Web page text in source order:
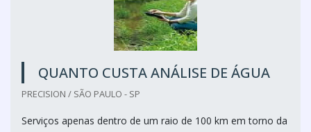
QUANTO CUSTA ANÁLISE DE ÁGUA
PRECISION / SÃO PAULO - SP
Serviços apenas dentro de um raio de 100 km em torno da